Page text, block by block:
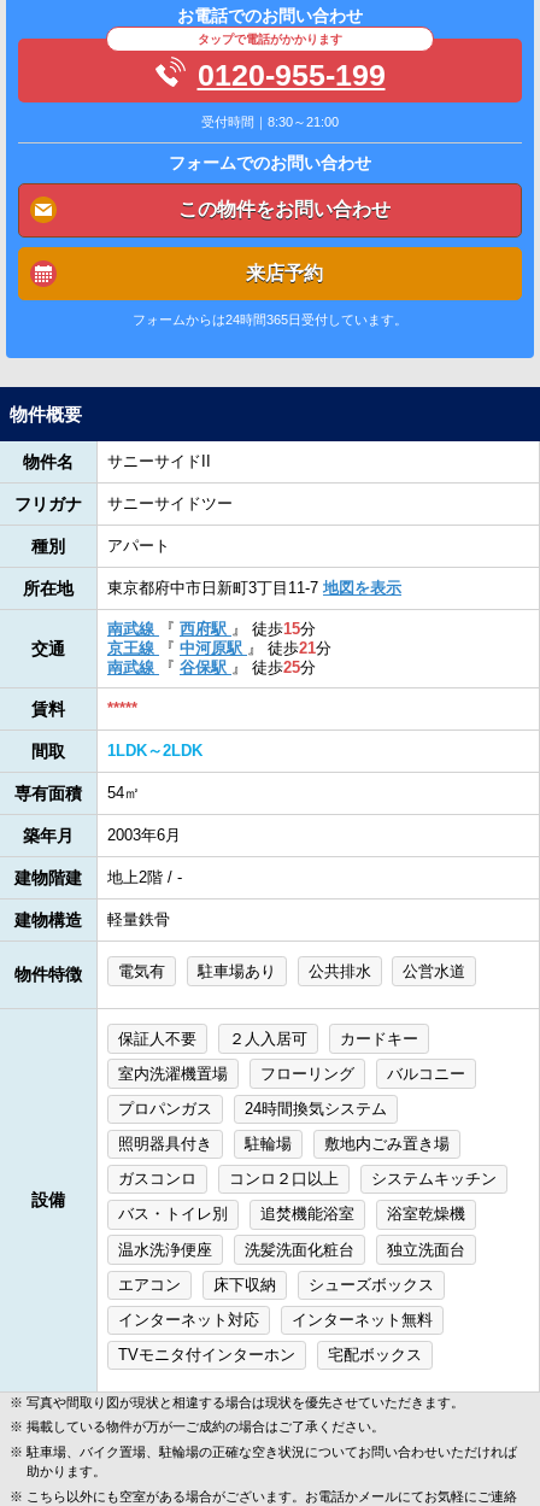
お電話でのお問い合わせ
タップで電話がかかります
0120-955-199
受付時間｜8:30～21:00
フォームでのお問い合わせ
この物件をお問い合わせ
来店予約
フォームからは24時間365日受付しています。
物件概要
物件名 サニーサイドII
フリガナ サニーサイドツー
種別 アパート
所在地 東京都府中市日新町3丁目11-7 地図を表示
交通
南武線 『 西府駅 』 徒歩15分
京王線
『 中河原駅 』 徒歩21分
南武線
『 谷保駅 』 徒歩25分
賃料 *****
間取 1LDK～2LDK
専有面積 54㎡
築年月 2003年6月
建物階建 地上2階 / -
建物構造 軽量鉄骨
物件特徴 電気有 駐車場あり 公共排水 公営水道
設備
保証人不要 ２人入居可
カードキー
室内洗濯機置場
フローリング
バルコニー
プロパンガス
24時間換気システム
照明器具付き
駐輪場
敷地内ごみ置き場
ガスコンロ
コンロ２口以上
システムキッチン
バス・トイレ別
追焚機能浴室
浴室乾燥機
温水洗浄便座
洗髪洗面化粧台
独立洗面台
エアコン
床下収納
シューズボックス
インターネット対応
インターネット無料
TVモニタ付インターホン
宅配ボックス
写真や間取り図が現状と相違する場合は現状を優先させていただきます。
掲載している物件が万が一ご成約の場合はご了承ください。
駐車場、バイク置場、駐輪場の正確な空き状況についてお問い合わせいただければ
助かります。
こちら以外にも空室がある場合がございます。お電話かメールにてお気軽にご連絡